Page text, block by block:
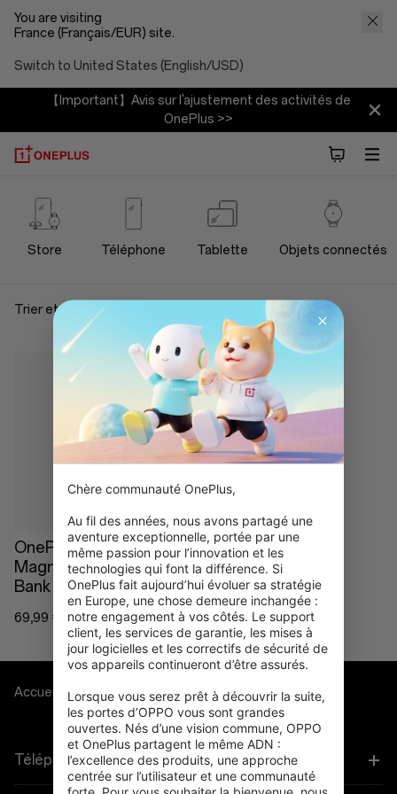
You are visiting
France (Français/EUR) site.
Switch to United States (English/USD)
【Important】Avis sur l'ajustement des activités de
OnePlus >>
OnePlus
Power
Store
Store Téléphone Tablette Objets connectés
Trier et filtrer
En rupture de stock
OnePlus 22.5W
Magnetic Ring Power
Bank
69,99 €
Accueil Power & Cables
Téléphones
Chère communauté OnePlus,
Au fil des années, nous avons partagé une
aventure exceptionnelle, portée par une
même passion pour l’innovation et les
technologies qui font la différence. Si
OnePlus fait aujourd’hui évoluer sa stratégie
en Europe, une chose demeure inchangée :
notre engagement à vos côtés. Le support
client, les services de garantie, les mises à
jour logicielles et les correctifs de sécurité de
vos appareils continueront d’être assurés.
Lorsque vous serez prêt à découvrir la suite,
les portes d’OPPO vous sont grandes
ouvertes. Nés d’une vision commune, OPPO
et OnePlus partagent le même ADN :
l’excellence des produits, une approche
centrée sur l’utilisateur et une communauté